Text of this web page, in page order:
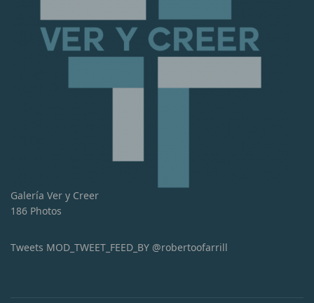
Galería Ver y Creer
186 Photos
Tweets MOD_TWEET_FEED_BY @robertoofarrill